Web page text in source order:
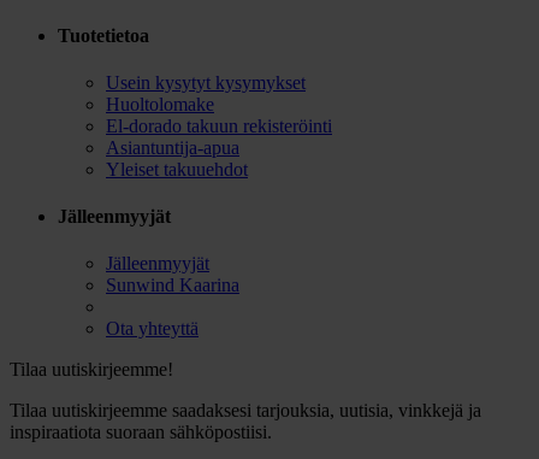
Tuotetietoa
Usein kysytyt kysymykset
Huoltolomake
El-dorado takuun rekisteröinti
Asiantuntija-apua
Yleiset takuuehdot
Jälleenmyyjät
Jälleenmyyjät
Sunwind Kaarina
Ota yhteyttä
Tilaa uutiskirjeemme!
Tilaa uutiskirjeemme saadaksesi tarjouksia, uutisia, vinkkejä ja
inspiraatiota suoraan sähköpostiisi.